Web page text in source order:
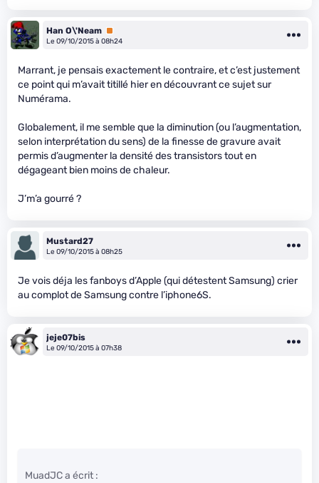
Han O\'Neam Premium
Le 09/10/2015 à 08h24
Marrant, je pensais exactement le contraire, et c’est justement
ce point qui m’avait titillé hier en découvrant ce sujet sur
Numérama.
Globalement, il me semble que la diminution (ou l’augmentation,
selon interprétation du sens) de la finesse de gravure avait
permis d’augmenter la densité des transistors tout en
dégageant bien moins de chaleur.
J’m’a gourré ?
Mustard27
Le 09/10/2015 à 08h25
Je vois déja les fanboys d’Apple (qui détestent Samsung) crier
au complot de Samsung contre l’iphone6S.
jeje07bis
Le 09/10/2015 à 07h38
MuadJC a écrit :